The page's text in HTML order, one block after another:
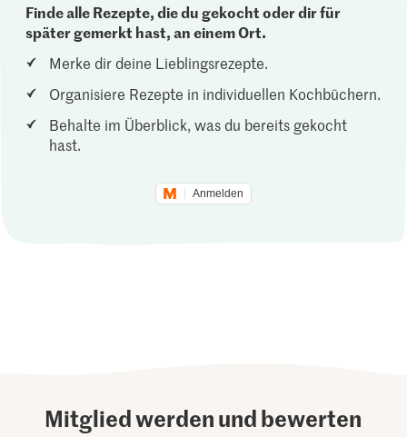
Finde alle Rezepte, die du gekocht oder dir für
später gemerkt hast, an einem Ort.
Merke dir deine Lieblingsrezepte.
Organisiere Rezepte in individuellen Kochbüchern.
Behalte im Überblick, was du bereits gekocht
hast.
Anmelden
Mitglied werden und bewerten